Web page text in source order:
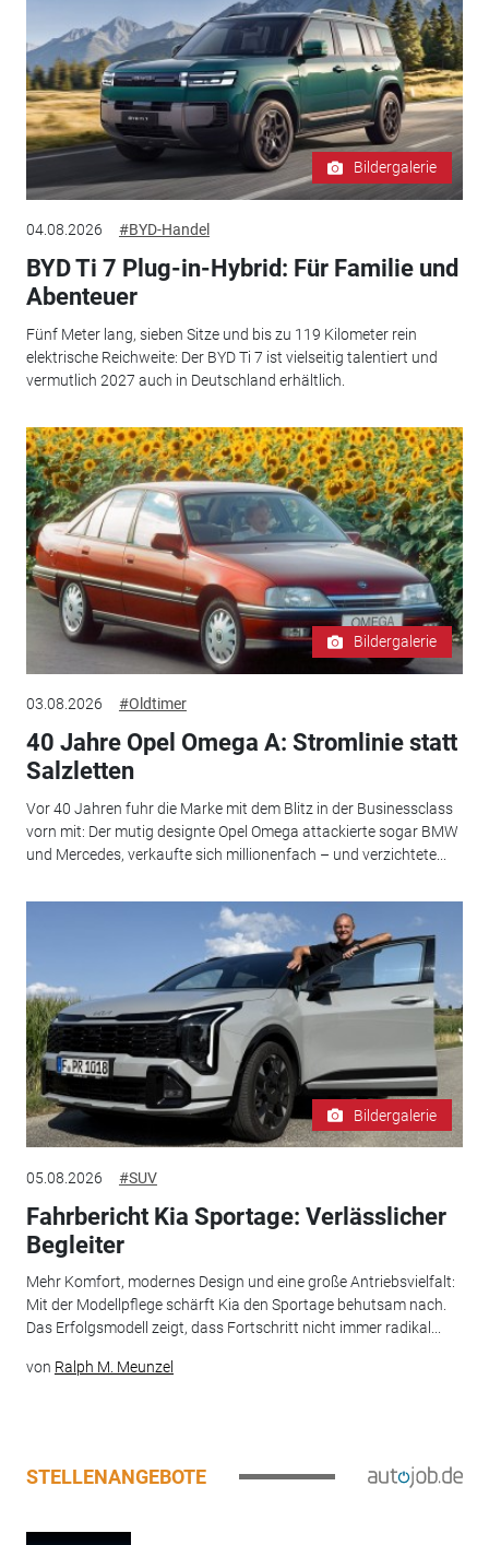
Bildergalerie
04.08.2026 #BYD-Handel
BYD Ti 7 Plug-in-Hybrid: Für Familie und
Abenteuer
Fünf Meter lang, sieben Sitze und bis zu 119 Kilometer rein
elektrische Reichweite: Der BYD Ti 7 ist vielseitig talentiert und
vermutlich 2027 auch in Deutschland erhältlich.
Bildergalerie
03.08.2026 #Oldtimer
40 Jahre Opel Omega A: Stromlinie statt
Salzletten
Vor 40 Jahren fuhr die Marke mit dem Blitz in der Businessclass
vorn mit: Der mutig designte Opel Omega attackierte sogar BMW
und Mercedes, verkaufte sich millionenfach – und verzichtete...
Bildergalerie
05.08.2026 #SUV
Fahrbericht Kia Sportage: Verlässlicher
Begleiter
Mehr Komfort, modernes Design und eine große Antriebsvielfalt:
Mit der Modellpflege schärft Kia den Sportage behutsam nach.
Das Erfolgsmodell zeigt, dass Fortschritt nicht immer radikal...
von Ralph M. Meunzel
STELLENANGEBOTE